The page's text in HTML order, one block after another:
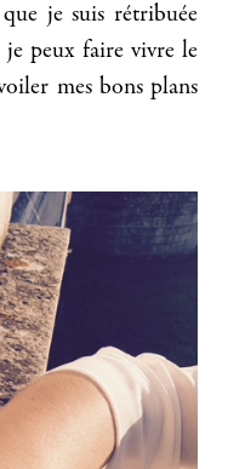
je suis rétribuée
je peux faire vivre le
mes bons plans